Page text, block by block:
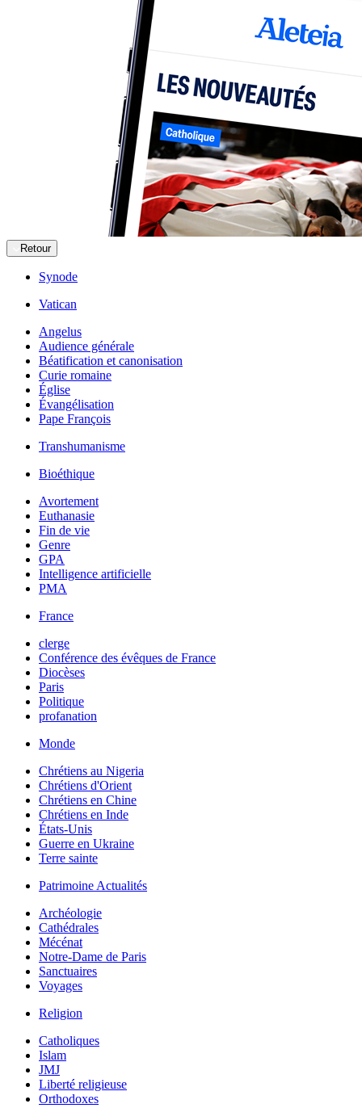
Retour
Synode
Vatican
Angelus
Audience générale
Béatification et canonisation
Curie romaine
Église
Évangélisation
Pape François
Transhumanisme
Bioéthique
Avortement
Euthanasie
Fin de vie
Genre
GPA
Intelligence artificielle
PMA
France
clerge
Conférence des évêques de France
Diocèses
Paris
Politique
profanation
Monde
Chrétiens au Nigeria
Chrétiens d'Orient
Chrétiens en Chine
Chrétiens en Inde
États-Unis
Guerre en Ukraine
Terre sainte
Patrimoine Actualités
Archéologie
Cathédrales
Mécénat
Notre-Dame de Paris
Sanctuaires
Voyages
Religion
Catholiques
Islam
JMJ
Liberté religieuse
Orthodoxes